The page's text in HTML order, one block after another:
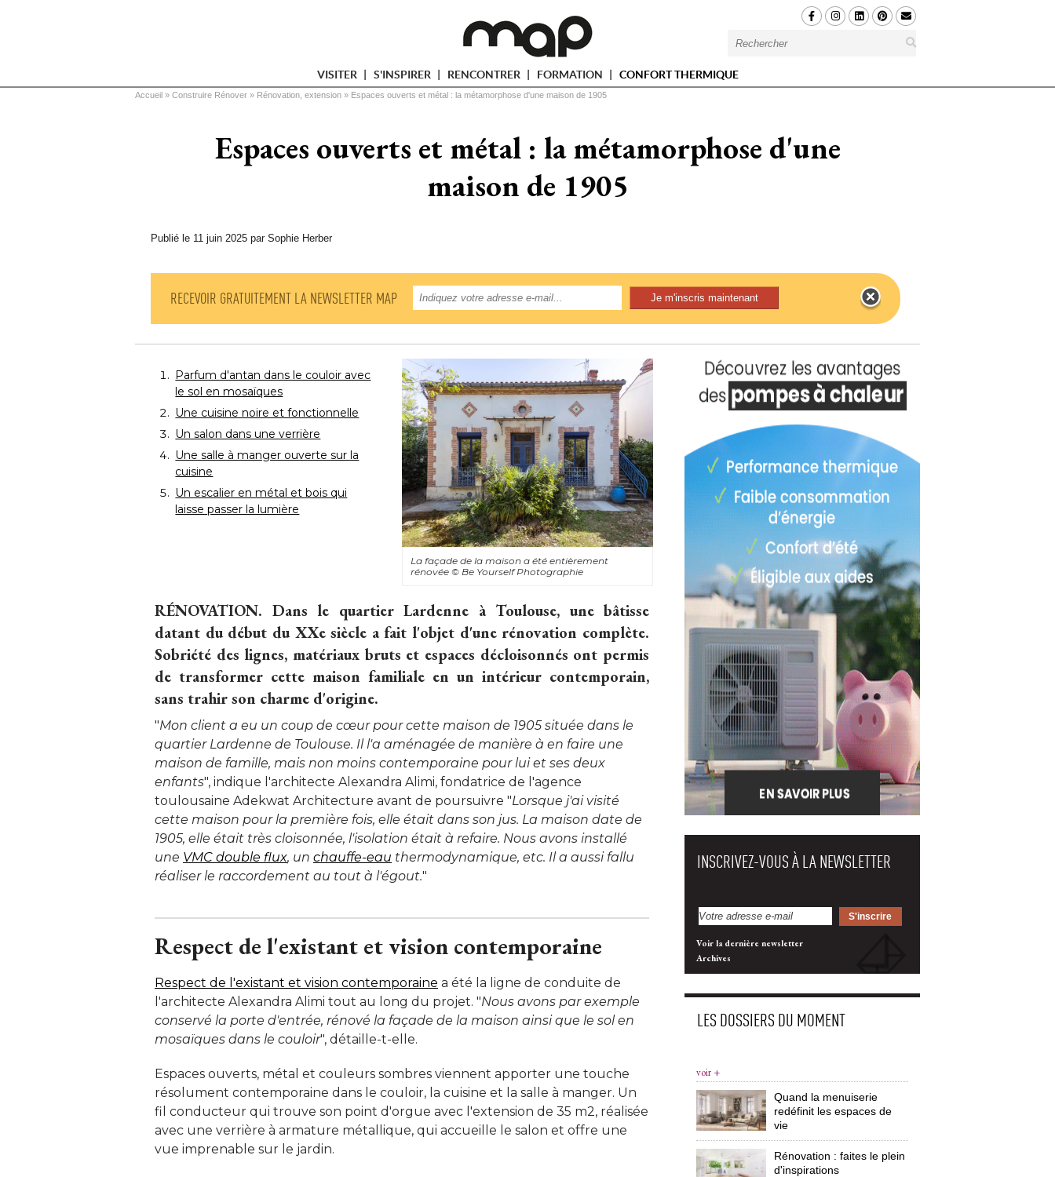
VISITER S'INSPIRER RENCONTRER FORMATION CONFORT THERMIQUE
Vous êtes ici
Accueil » Construire Rénover » Rénovation, extension » Espaces ouverts et métal : la métamorphose d'une maison de 1905
Espaces ouverts et métal : la métamorphose d'une
maison de 1905
Publié le 11 juin 2025 par Sophie Herber
RECEVOIR GRATUITEMENT LA NEWSLETTER MAP
La façade de la maison a été entièrement
rénovée © Be Yourself Photographie
Parfum d'antan dans le couloir avec
le sol en mosaïques
Une cuisine noire et fonctionnelle
Un salon dans une verrière
Une salle à manger ouverte sur la
cuisine
Un escalier en métal et bois qui
laisse passer la lumière
RÉNOVATION. Dans le quartier Lardenne à Toulouse, une bâtisse
datant du début du XXe siècle a fait l'objet d'une rénovation complète.
Sobriété des lignes, matériaux bruts et espaces décloisonnés ont permis
de transformer cette maison familiale en un intérieur contemporain,
sans trahir son charme d'origine.
"Mon client a eu un coup de cœur pour cette maison de 1905 située dans le
quartier Lardenne de Toulouse. Il l'a aménagée de manière à en faire une
maison de famille, mais non moins contemporaine pour lui et ses deux
enfants", indique l'architecte Alexandra Alimi, fondatrice de l'agence
toulousaine Adekwat Architecture avant de poursuivre "Lorsque j'ai visité
cette maison pour la première fois, elle était dans son jus. La maison date de
1905, elle était très cloisonnée, l'isolation était à refaire. Nous avons installé
une VMC double flux, un chauffe-eau thermodynamique, etc. Il a aussi fallu
réaliser le raccordement au tout à l'égout."
Respect de l'existant et vision contemporaine
Respect de l'existant et vision contemporaine a été la ligne de conduite de
l'architecte Alexandra Alimi tout au long du projet. "Nous avons par exemple
conservé la porte d'entrée, rénové la façade de la maison ainsi que le sol en
mosaïques dans le couloir", détaille-t-elle.
Espaces ouverts, métal et couleurs sombres viennent apporter une touche
résolument contemporaine dans le couloir, la cuisine et la salle à manger. Un
fil conducteur qui trouve son point d'orgue avec l'extension de 35 m2, réalisée
avec une verrière à armature métallique, qui accueille le salon et offre une
vue imprenable sur le jardin.
INSCRIVEZ-VOUS À LA NEWSLETTER
Voir la dernière newsletter
Archives
LES DOSSIERS DU MOMENT
voir +
Quand la menuiserie
redéfinit les espaces de
vie
Rénovation : faites le plein
d'inspirations